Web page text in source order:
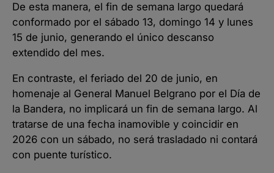
De esta manera, el fin de semana largo quedará
conformado por el sábado 13, domingo 14 y lunes
15 de junio, generando el único descanso
extendido del mes.
En contraste, el feriado del 20 de junio, en
homenaje al General Manuel Belgrano por el Día de
la Bandera, no implicará un fin de semana largo. Al
tratarse de una fecha inamovible y coincidir en
2026 con un sábado, no será trasladado ni contará
con puente turístico.